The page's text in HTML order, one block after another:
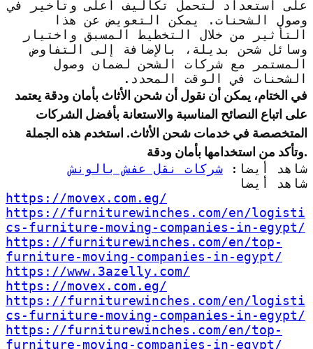
على استعداد لتحمل تكاليف أعلى وتأخير في
وصول الشحنات. يمكن التعويض عن هذا
التأثير من خلال التخطيط المسبق واختيار
وسائل شحن بديلة، بالإضافة إلى التفاوض
المستمر مع شركات الشحن لضمان وصول
الشحنات في الوقت المحدد.
في الختام، يمكن أن نقول أن شحن الأثاث بأمان ودقة يعتمد
على اتباع النصائح المناسبة والاستعانة بأفضل الشركات
المتخصصة في خدمات شحن الأثاث. استخدم هذه الجملة
وتأكد من استخدامها بأمان ودقة.
شاهد أيضا: شركات نقل عفش بالونش
شاهد أيضا
https://movex.com.eg/
https://furniturewinches.com/en/logisti
cs-furniture-moving-companies-in-egypt/
https://furniturewinches.com/en/top-
furniture-moving-companies-in-egypt/
https://www.3azelly.com/
https://movex.com.eg/
https://furniturewinches.com/en/logisti
cs-furniture-moving-companies-in-egypt/
https://furniturewinches.com/en/top-
furniture-moving-companies-in-egypt/